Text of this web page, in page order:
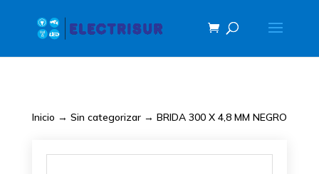
Inicio → Sin categorizar→ BRIDA 300 X 4,8 MM NEGRO